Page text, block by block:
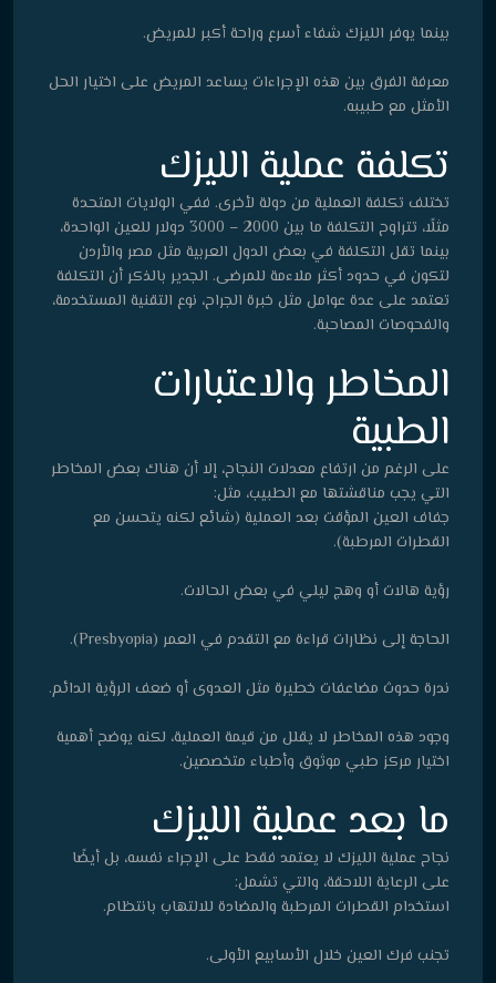
بينما يوفر الليزك شفاء أسرع وراحة أكبر للمريض.
معرفة الفرق بين هذه الإجراءات يساعد المريض على اختيار الحل
الأمثل مع طبيبه.
تكلفة عملية الليزك
تختلف تكلفة العملية من دولة لأخرى. ففي الولايات المتحدة
مثلًا، تتراوح التكلفة ما بين 2000 – 3000 دولار للعين الواحدة،
بينما تقل التكلفة في بعض الدول العربية مثل مصر والأردن
لتكون في حدود أكثر ملاءمة للمرضى. الجدير بالذكر أن التكلفة
تعتمد على عدة عوامل مثل خبرة الجراح، نوع التقنية المستخدمة،
والفحوصات المصاحبة.
المخاطر والاعتبارات
الطبية
على الرغم من ارتفاع معدلات النجاح، إلا أن هناك بعض المخاطر
التي يجب مناقشتها مع الطبيب، مثل:
جفاف العين المؤقت بعد العملية (شائع لكنه يتحسن مع
القطرات المرطبة).
رؤية هالات أو وهج ليلي في بعض الحالات.
الحاجة إلى نظارات قراءة مع التقدم في العمر (Presbyopia).
ندرة حدوث مضاعفات خطيرة مثل العدوى أو ضعف الرؤية الدائم.
وجود هذه المخاطر لا يقلل من قيمة العملية، لكنه يوضح أهمية
اختيار مركز طبي موثوق وأطباء متخصصين.
ما بعد عملية الليزك
نجاح عملية الليزك لا يعتمد فقط على الإجراء نفسه، بل أيضًا
على الرعاية اللاحقة، والتي تشمل:
استخدام القطرات المرطبة والمضادة للالتهاب بانتظام.
تجنب فرك العين خلال الأسابيع الأولى.